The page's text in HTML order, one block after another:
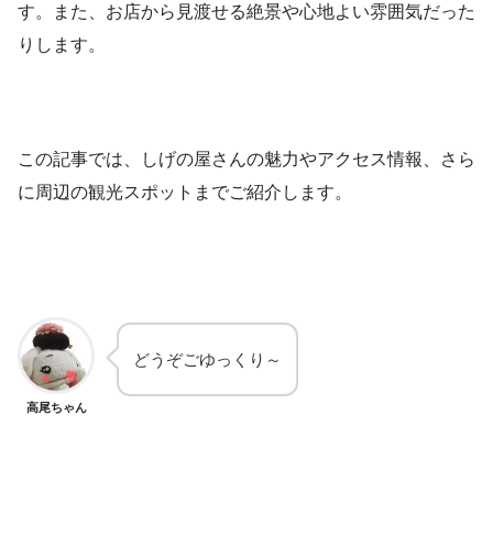
す。また、お店から見渡せる絶景や心地よい雰囲気だった
りします。
この記事では、しげの屋さんの魅力やアクセス情報、さら
に周辺の観光スポットまでご紹介します。
高尾ちゃん
どうぞごゆっくり～